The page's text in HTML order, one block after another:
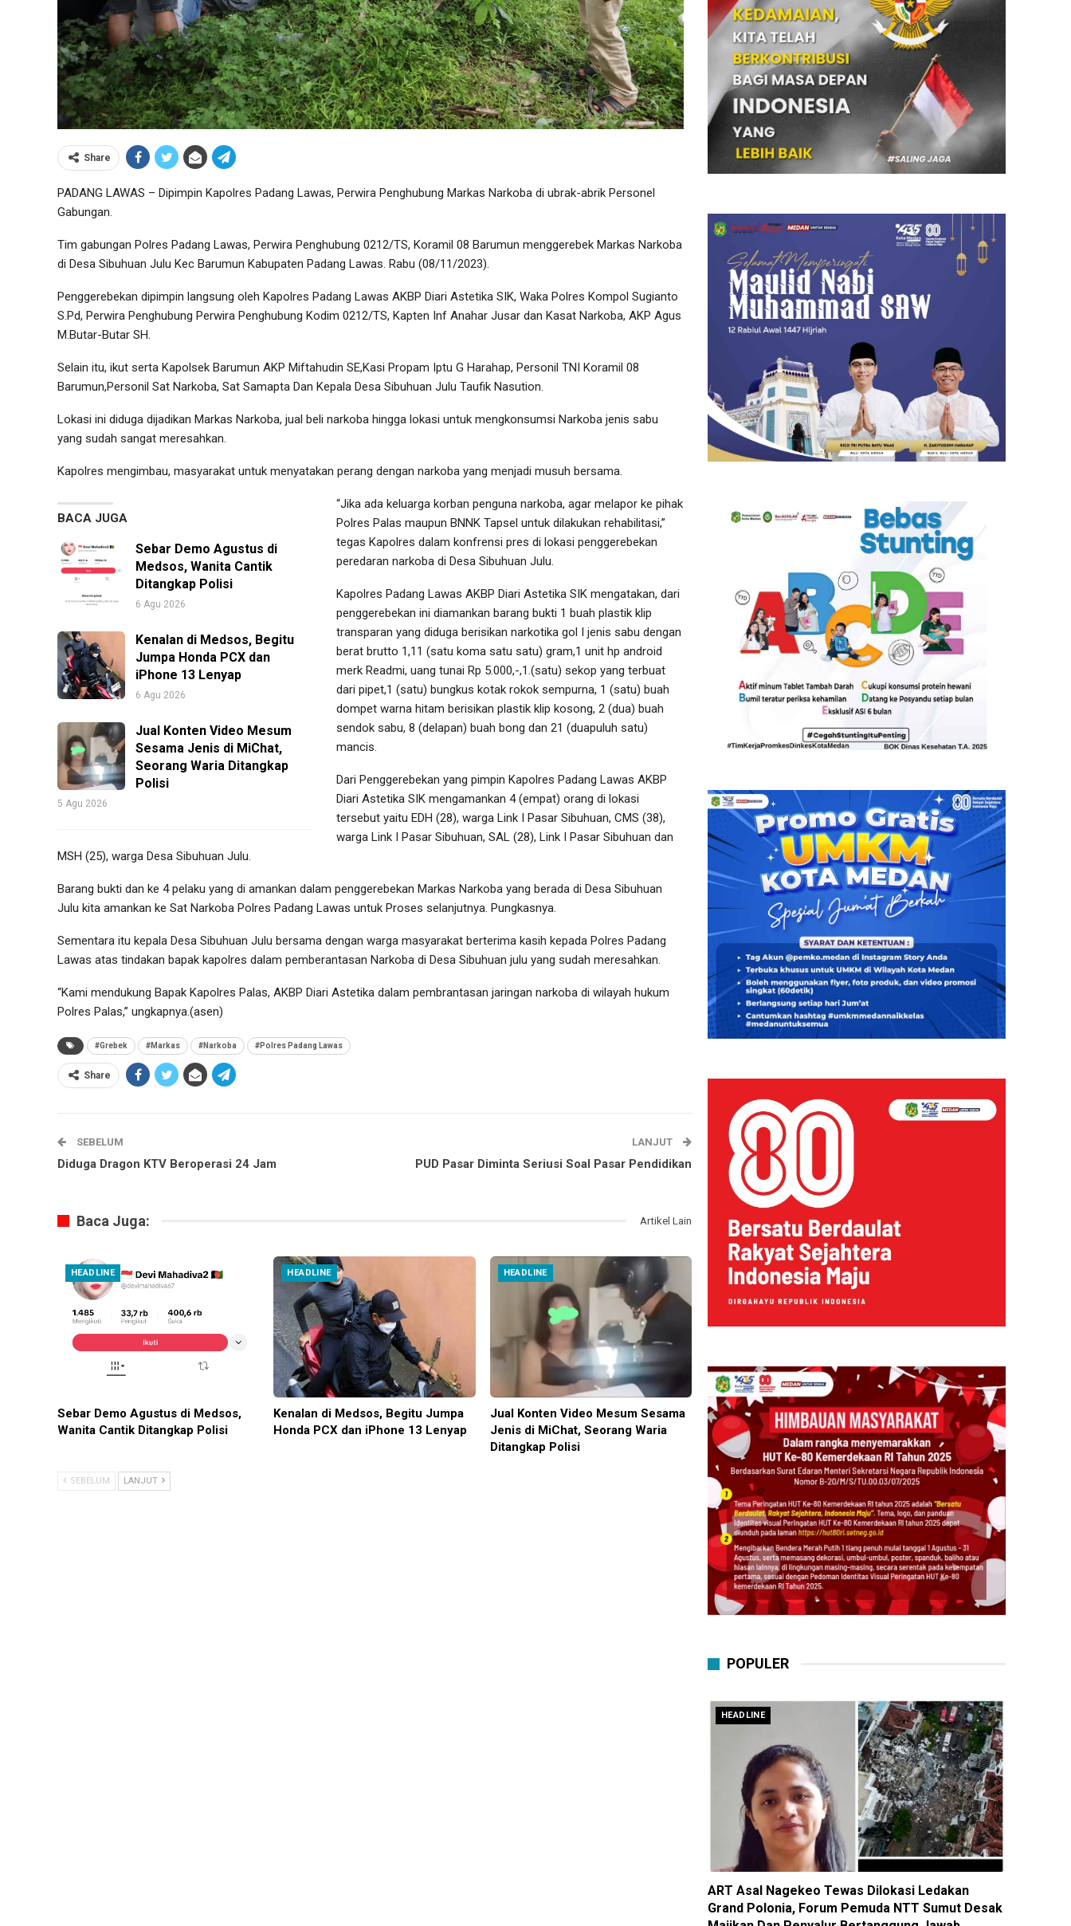
Share
PADANG LAWAS – Dipimpin Kapolres Padang Lawas, Perwira Penghubung Markas Narkoba di ubrak-abrik Personel
Gabungan.
Tim gabungan Polres Padang Lawas, Perwira Penghubung 0212/TS, Koramil 08 Barumun menggerebek Markas Narkoba
di Desa Sibuhuan Julu Kec Barumun Kabupaten Padang Lawas. Rabu (08/11/2023).
Penggerebekan dipimpin langsung oleh Kapolres Padang Lawas AKBP Diari Astetika SIK, Waka Polres Kompol Sugianto
S.Pd, Perwira Penghubung Perwira Penghubung Kodim 0212/TS, Kapten Inf Anahar Jusar dan Kasat Narkoba, AKP Agus
M.Butar-Butar SH.
Selain itu, ikut serta Kapolsek Barumun AKP Miftahudin SE,Kasi Propam Iptu G Harahap, Personil TNI Koramil 08
Barumun,Personil Sat Narkoba, Sat Samapta Dan Kepala Desa Sibuhuan Julu Taufik Nasution.
Lokasi ini diduga dijadikan Markas Narkoba, jual beli narkoba hingga lokasi untuk mengkonsumsi Narkoba jenis sabu
yang sudah sangat meresahkan.
Kapolres mengimbau, masyarakat untuk menyatakan perang dengan narkoba yang menjadi musuh bersama.
BACA JUGA
Sebar Demo Agustus di
Medsos, Wanita Cantik
Ditangkap Polisi
6 Agu 2026
Kenalan di Medsos, Begitu
Jumpa Honda PCX dan
iPhone 13 Lenyap
6 Agu 2026
Jual Konten Video Mesum
Sesama Jenis di MiChat,
Seorang Waria Ditangkap
Polisi
5 Agu 2026
“Jika ada keluarga korban penguna narkoba, agar melapor ke pihak
Polres Palas maupun BNNK Tapsel untuk dilakukan rehabilitasi,”
tegas Kapolres dalam konfrensi pres di lokasi penggerebekan
peredaran narkoba di Desa Sibuhuan Julu.
Kapolres Padang Lawas AKBP Diari Astetika SIK mengatakan, dari
penggerebekan ini diamankan barang bukti 1 buah plastik klip
transparan yang diduga berisikan narkotika gol I jenis sabu dengan
berat brutto 1,11 (satu koma satu satu) gram,1 unit hp android
merk Readmi, uang tunai Rp 5.000,-,1.(satu) sekop yang terbuat
dari pipet,1 (satu) bungkus kotak rokok sempurna, 1 (satu) buah
dompet warna hitam berisikan plastik klip kosong, 2 (dua) buah
sendok sabu, 8 (delapan) buah bong dan 21 (duapuluh satu)
mancis.
Dari Penggerebekan yang pimpin Kapolres Padang Lawas AKBP
Diari Astetika SIK mengamankan 4 (empat) orang di lokasi
tersebut yaitu EDH (28), warga Link I Pasar Sibuhuan, CMS (38),
warga Link I Pasar Sibuhuan, SAL (28), Link I Pasar Sibuhuan dan
MSH (25), warga Desa Sibuhuan Julu.
Barang bukti dan ke 4 pelaku yang di amankan dalam penggerebekan Markas Narkoba yang berada di Desa Sibuhuan
Julu kita amankan ke Sat Narkoba Polres Padang Lawas untuk Proses selanjutnya. Pungkasnya.
Sementara itu kepala Desa Sibuhuan Julu bersama dengan warga masyarakat berterima kasih kepada Polres Padang
Lawas atas tindakan bapak kapolres dalam pemberantasan Narkoba di Desa Sibuhuan julu yang sudah meresahkan.
“Kami mendukung Bapak Kapolres Palas, AKBP Diari Astetika dalam pembrantasan jaringan narkoba di wilayah hukum
Polres Palas,” ungkapnya.(asen)
#Grebek #Markas #Narkoba #Polres Padang Lawas
Share
SEBELUM
Diduga Dragon KTV Beroperasi 24 Jam
LANJUT
PUD Pasar Diminta Seriusi Soal Pasar Pendidikan
Baca Juga: Artikel Lain
HEADLINE
Sebar Demo Agustus di Medsos,
Wanita Cantik Ditangkap Polisi
HEADLINE
Kenalan di Medsos, Begitu Jumpa
Honda PCX dan iPhone 13 Lenyap
HEADLINE
Jual Konten Video Mesum Sesama
Jenis di MiChat, Seorang Waria
Ditangkap Polisi
SEBELUM LANJUT
POPULER
HEADLINE
ART Asal Nagekeo Tewas Dilokasi Ledakan
Grand Polonia, Forum Pemuda NTT Sumut Desak